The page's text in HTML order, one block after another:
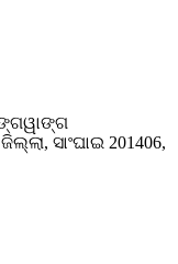
ସାଂଘାଇ 201406,